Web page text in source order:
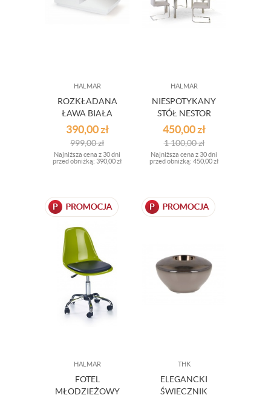
HALMAR
ROZKŁADANA
ŁAWA BIAŁA
OUTLET
390,00zł
999,00zł
Najniższa cena z 30 dni
przed obniżką: 390,00 zł
HALMAR
NIESPOTYKANY
STÓŁ NESTOR
OUTLET
450,00zł
1 100,00zł
Najniższa cena z 30 dni
przed obniżką: 450,00 zł
HALMAR
FOTEL
MŁODZIEŻOWY
THK
ELEGANCKI
ŚWIECZNIK